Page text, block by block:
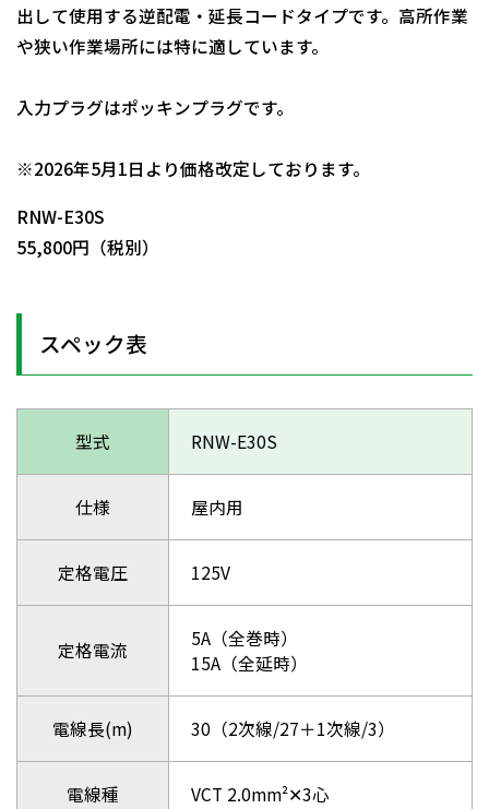
出して使用する逆配電・延長コードタイプです。高所作業
や狭い作業場所には特に適しています。
入力プラグはポッキンプラグです。
※2026年5月1日より価格改定しております。
RNW-E30S
55,800円（税別）
スペック表
型式 RNW-E30S
仕様 屋内用
定格電圧 125V
定格電流
5A（全巻時）
15A（全延時）
電線長(m) 30（2次線/27＋1次線/3）
電線種 VCT 2.0mm²✕3心